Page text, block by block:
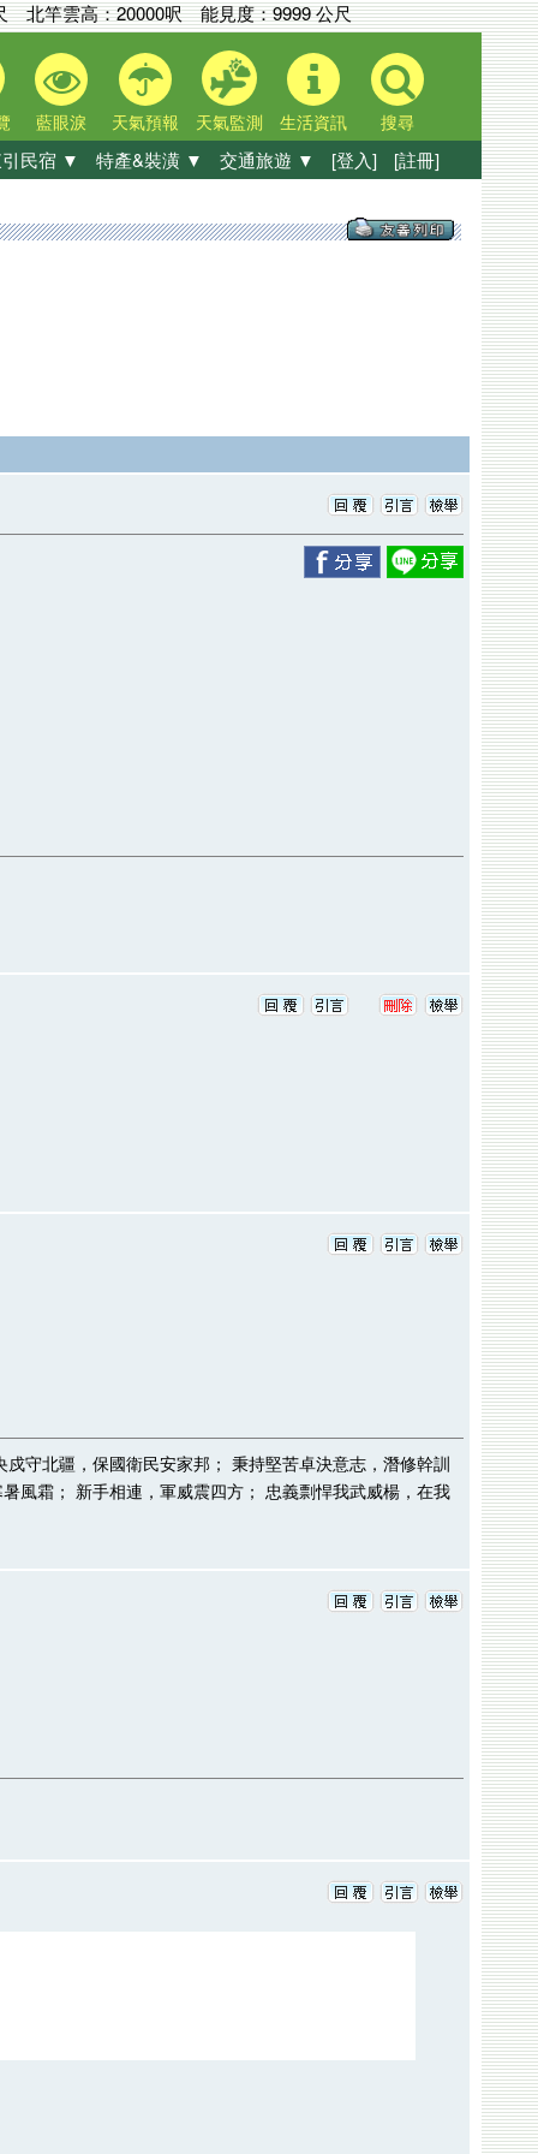
北竿雲高：20000呎能見度：9999 公尺
藍眼淚 天氣預報 天氣監測 生活資訊 搜尋
民宿 ▼ 特產&裝潢 ▼ 交通旅遊 ▼ [登入] [註冊]
守北疆，保國衛民安家邦； 秉持堅苦卓決意志，潛修幹訓
風霜； 新手相連，軍威震四方； 忠義剽悍我武威楊，在我